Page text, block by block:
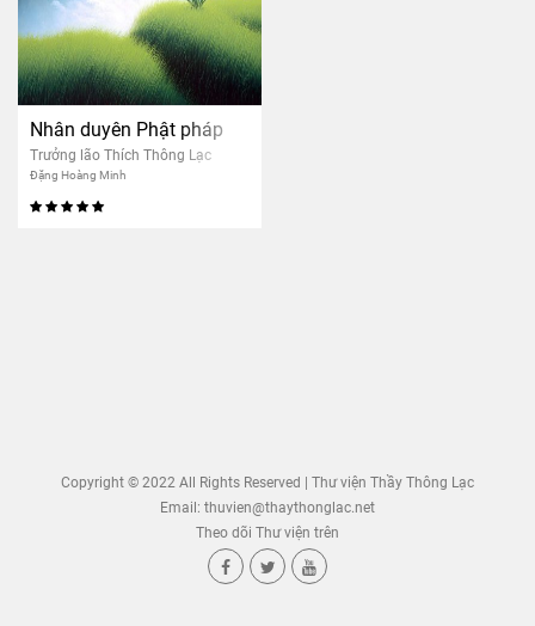
Nhân duyên Phật pháp
Trưởng lão Thích Thông Lạc
Đặng Hoàng Minh
Copyright © 2022 All Rights Reserved | Thư viện Thầy Thông Lạc
Email: thuvien@thaythonglac.net
Theo dõi Thư viện trên